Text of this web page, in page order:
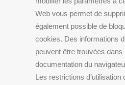
Web vous permet de
également possible de
cookies. Des informations
peuvent être trouvées dans
documentation du
Les restrictions